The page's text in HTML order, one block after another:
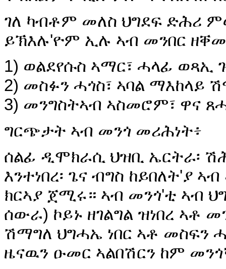
ገለ ካብቶም መለስ ህግደፍ ድሕሪ
ይኽእሉ'ዮም ኢሉ ኣብ መንበር
1) ወልደየሱስ ኣማር፣ ሓላፊ
2) መስፉን ሓጎስ፣ ኣባል ማእከላይ
3) መንግስትኣብ ኣስመሮም፣ ዋና
ግርጭታት ኣብ መንጎ መሪሕነት፥
ሰልፊ ዲሞክራሲ ህዝቢ ኤርትራ፡
እንተነበረ፡ ጌና ብግስ ከይበለት'ያ
ክርኣያ ጀሚሩ። ኣብ መንጎ'ቲ ኣብ
ሰውራ) ኮይኑ ዘገልግል ዝነበረ ኣቶ
ሽማግለ ህግሓኤ ነበር ኣቶ መስፍን
ዜናዉን ዑመር ኣልበሽርን ከም